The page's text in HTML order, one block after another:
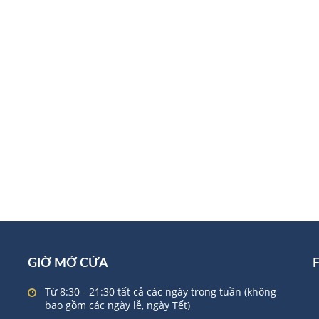
GIỜ MỞ CỬA
Từ 8:30 - 21:30 tất cả các ngày trong tuần (không
bao gồm các ngày lễ, ngày Tết)